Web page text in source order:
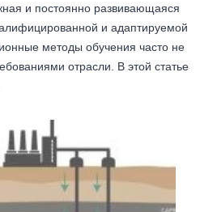
и постоянно развивающаяся
и адаптируемой
методы обучения часто не
отрасли. В этой статье